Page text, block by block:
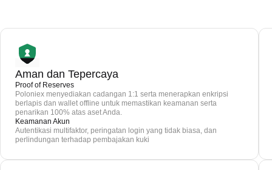
Aman dan Tepercaya
Proof of Reserves
Poloniex menyediakan cadangan 1:1 serta menerapkan enkripsi
berlapis dan wallet offline untuk memastikan keamanan serta
penarikan 100% atas aset Anda.
Keamanan Akun
Autentikasi multifaktor, peringatan login yang tidak biasa, dan
perlindungan terhadap pembajakan kuki